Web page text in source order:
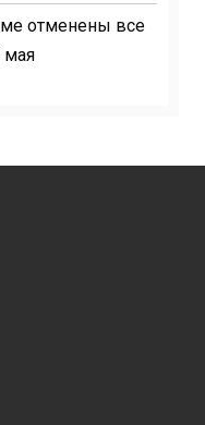
отменены все
мая